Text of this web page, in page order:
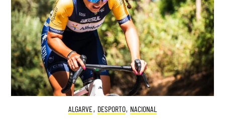
ALGARVE, DESPORTO, NACIONAL